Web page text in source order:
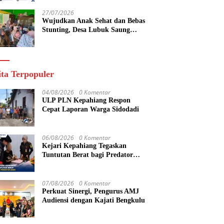
27/07/2026
Wujudkan Anak Sehat dan Bebas
Stunting, Desa Lubuk Saung
Terpopuler
04/08/2026 0 Komentar
ULP PLN Kepahiang Respon
Cepat Laporan Warga Sidodadi
06/08/2026 0 Komentar
Kejari Kepahiang Tegaskan
Tuntutan Berat bagi Predator
Vonis Hakim 18 Tahun Penjara
07/08/2026 0 Komentar
Perkuat Sinergi, Pengurus AMJ
Audiensi dengan Kajati Bengkulu